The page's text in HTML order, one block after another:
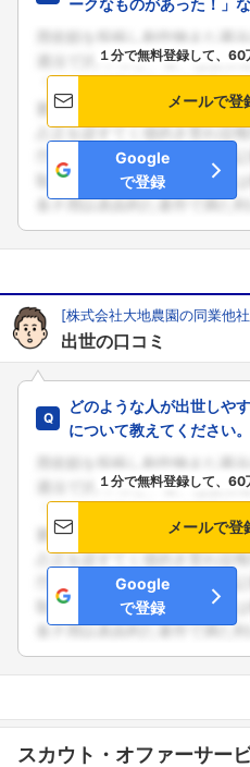
フォロー
こちらの企業もフ
１分で無料登録して、
メールで登
Google
で登録
[株式会社大地農園の同業他
出世の口コミ
どのような人が出世しや
について教えてください。
１分で無料登録して、
メールで登
Google
で登録
スカウト・オファーサー